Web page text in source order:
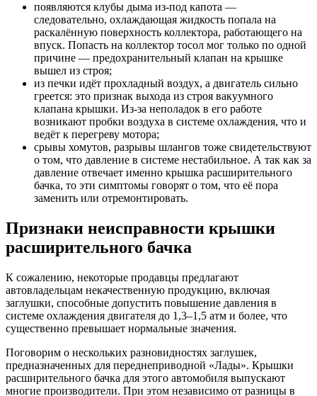
появляются клубы дыма из-под капота —
следовательно, охлаждающая жидкость попала на
раскалённую поверхность коллектора, работающего на
впуск. Попасть на коллектор тосол мог только по одной
причине — предохранительный клапан на крышке
вышел из строя;
из печки идёт прохладный воздух, а двигатель сильно
греется: это признак выхода из строя вакуумного
клапана крышки. Из-за неполадок в его работе
возникают пробки воздуха в системе охлаждения, что и
ведёт к перегреву мотора;
срывы хомутов, разрывы шлангов тоже свидетельствуют
о том, что давление в системе нестабильное. А так как за
давление отвечает именно крышка расширительного
бачка, то эти симптомы говорят о том, что её пора
заменить или отремонтировать.
Признаки неисправности крышки
расширительного бачка
К сожалению, некоторые продавцы предлагают
автовладельцам некачественную продукцию, включая
заглушки, способные допустить повышение давления в
системе охлаждения двигателя до 1,3–1,5 атм и более, что
существенно превышает нормальные значения.
Поговорим о нескольких разновидностях заглушек,
предназначенных для переднеприводной «Лады». Крышки
расширительного бачка для этого автомобиля выпускают
многие производители. При этом независимо от разницы в